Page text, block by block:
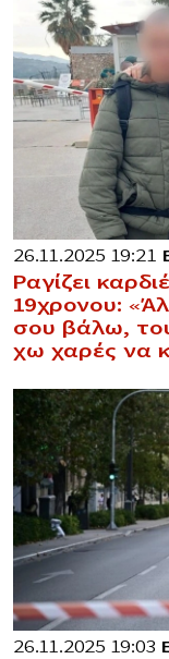
26.11.2025 19:21
Ραγίζει
19χρονου:
σου βάλω,
χω χαρές να
26.11.2025 19:03